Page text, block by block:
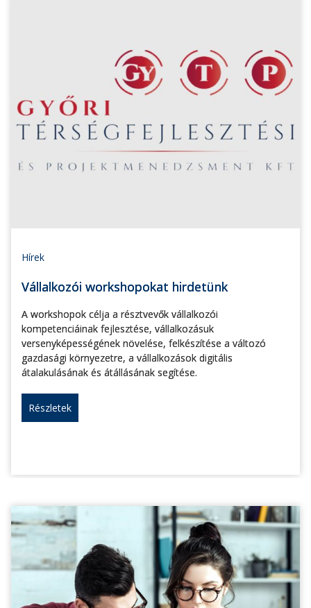
Hírek
Vállalkozói workshopokat hirdetünk
A workshopok célja a résztvevők vállalkozói
kompetenciáinak fejlesztése, vállalkozásuk
versenyképességének növelése, felkészítése a változó
gazdasági környezetre, a vállalkozások digitális
átalakulásának és átállásának segítése.
Részletek